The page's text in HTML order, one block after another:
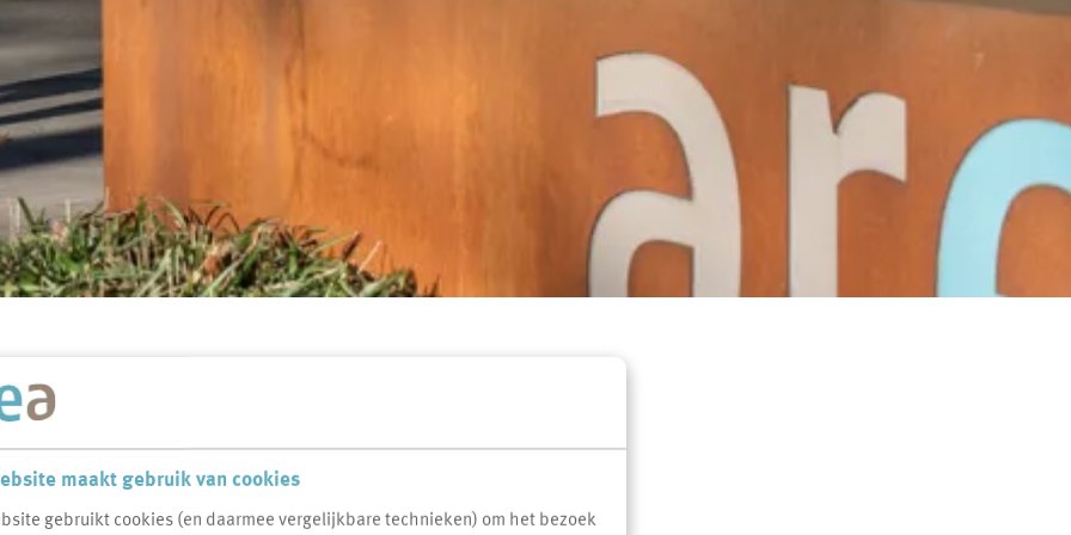
maakt gebruik van cookies
gebruikt cookies (en daarmee vergelijkbare technieken) om het bezoek
duurzaam groenonderhoud
voor duurzaam